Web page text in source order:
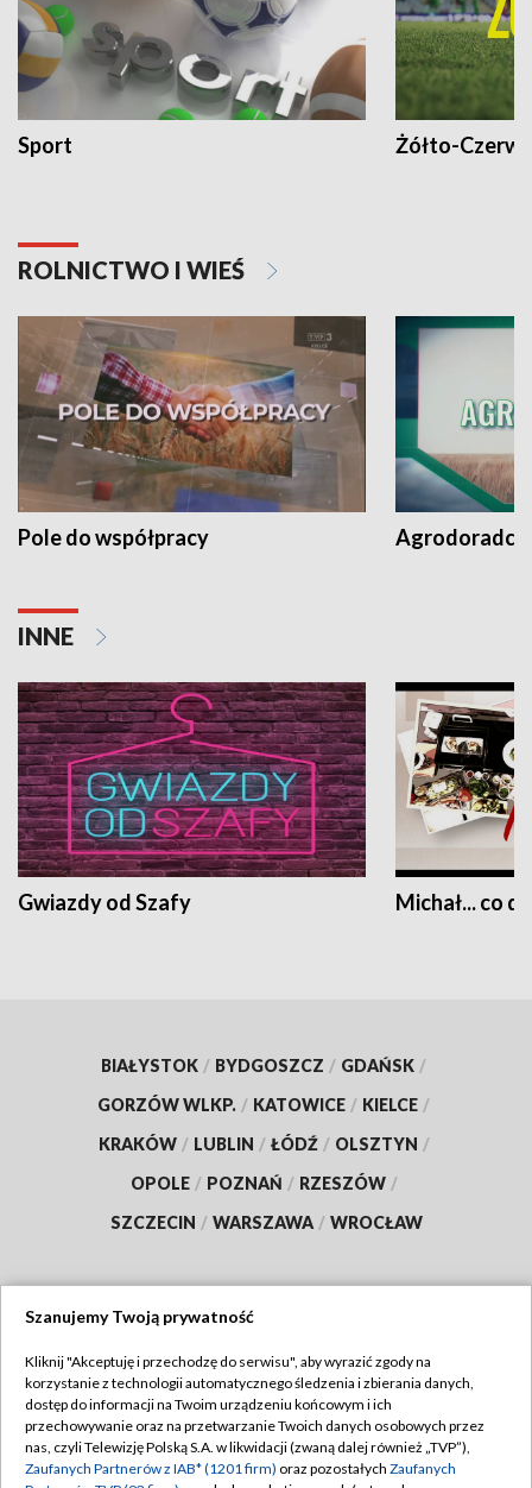
Sport Żółto-
ROLNICTWO I WIEŚ
Pole do współpracy Agrodoradcy
INNE
Gwiazdy od Szafy Michał... co
BIAŁYSTOK / BYDGOSZCZ / GDAŃSK /
GORZÓW WLKP. / KATOWICE / KIELCE /
KRAKÓW / LUBLIN / ŁÓDŹ / OLSZTYN /
OPOLE / POZNAŃ / RZESZÓW /
SZCZECIN / WARSZAWA / WROCŁAW
TVP
Abonament TVP
Emisja w TVP
Regulamin TVP
Polityka prywatności
Szanujemy Twoją prywatność
Kliknij "Akceptuję i przechodzę do serwisu", aby wyrazić zgody na
korzystanie z technologii automatycznego śledzenia i zbierania danych,
dostęp do informacji na Twoim urządzeniu końcowym i ich
przechowywanie oraz na przetwarzanie Twoich danych osobowych przez
nas, czyli Telewizję Polską S.A. w likwidacji (zwaną dalej również „TVP”),
Zaufanych Partnerów z IAB* (1201 firm) oraz pozostałych Zaufanych